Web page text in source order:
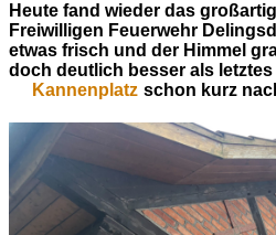
Heute fand wieder das
Freiwilligen Feuerwehr
etwas frisch und der Himmel
doch deutlich besser als
Kannenplatz schon kurz